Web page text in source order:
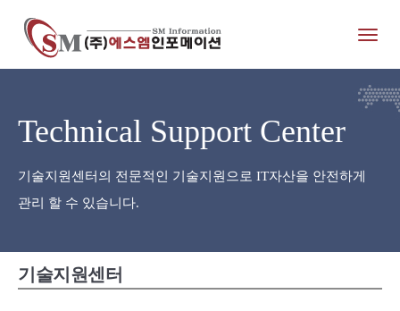
Technical Support Center
기술지원센터의 전문적인 기술지원으로 IT자산을 안전하게
관리 할 수 있습니다.
기술지원센터